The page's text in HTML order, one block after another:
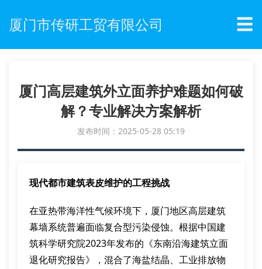
厦门市传研工贸有限公司 ☰
厦门高层建筑外立面养护难题如何破
解？专业解决方案解析
发布时间：2025-05-28 05:19
现代都市建筑表皮维护的工程挑战
在亚热带海洋性气候环境下，厦门地区高层建筑
幕墙系统普遍面临复合型污染侵蚀。根据中国建
筑科学研究院2023年发布的《东南沿海建筑立面
退化研究报告》，混合了海盐结晶、工业排放物